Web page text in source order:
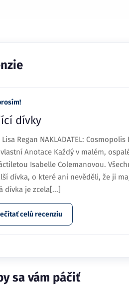
dívky
Lisa Regan NAKLADATEL:
vlastní Anotace Každý v malém,
Isabelle Colemanovou.
dívka, o které ani nevěděli, že ji
dívka je zcela[...]
celú recenziu
sa vám páčiť